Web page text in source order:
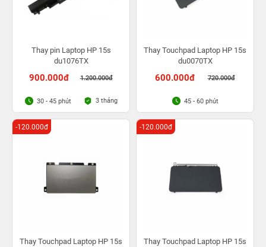
Thay pin Laptop HP 15s
du1076TX
900.000đ 1.200.000đ
30 - 45 phút 3 tháng
Thay Touchpad Laptop HP 15s
du0070TX
600.000đ 720.000đ
45 - 60 phút
Thay Touchpad Laptop HP 15s
-120.000đ
Thay Touchpad Laptop HP 15s
-120.000đ